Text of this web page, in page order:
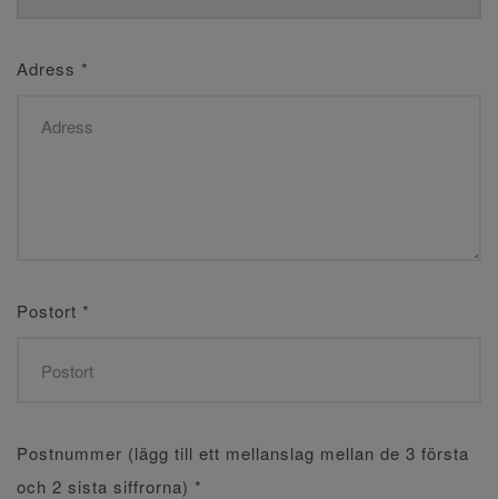
Adress *
Postort *
Postnummer (lägg till ett mellanslag mellan de 3 första
och 2 sista siffrorna) *